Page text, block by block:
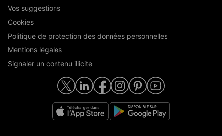
Vos suggestions
Cookies
Politique de protection des données personnelles
Mentions légales
Signaler un contenu illicite